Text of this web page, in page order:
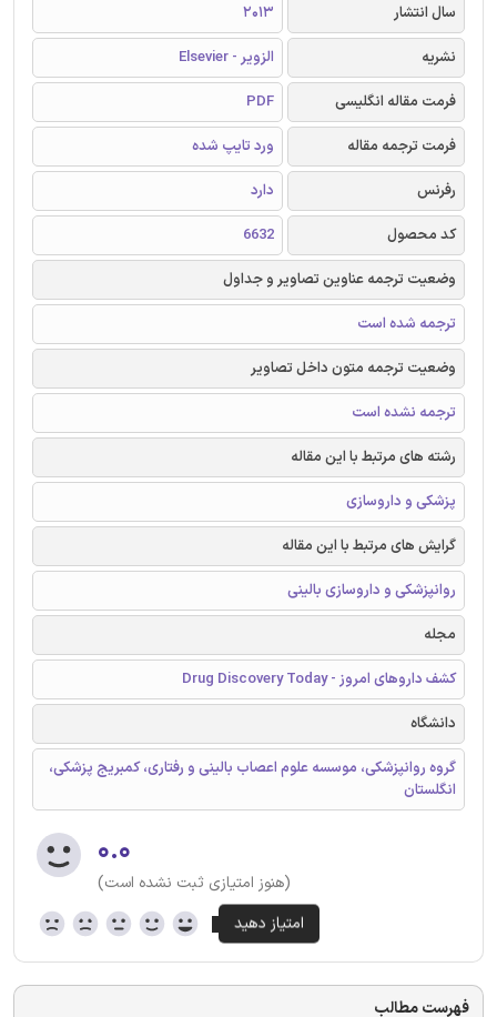
سال انتشار
2013
نشریه
الزویر - Elsevier
فرمت مقاله انگلیسی
PDF
فرمت ترجمه مقاله
ورد تایپ شده
رفرنس
دارد
کد محصول
6632
وضعیت ترجمه عناوین تصاویر و جداول
ترجمه شده است
وضعیت ترجمه متون داخل تصاویر
ترجمه نشده است
رشته های مرتبط با این مقاله
پزشکی و داروسازی
گرایش های مرتبط با این مقاله
روانپزشکی و داروسازی بالینی
مجله
کشف داروهای امروز - Drug Discovery Today
دانشگاه
گروه روانپزشکی، موسسه علوم اعصاب بالینی و رفتاری، کمبریج پزشکی،
انگلستان
۰.۰
(هنوز امتیازی ثبت نشده است)
فهرست مطالب